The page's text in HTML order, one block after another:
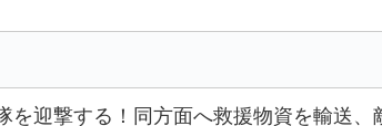
を迎撃する！同方面へ救援物資を輸送、